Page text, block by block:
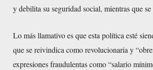
y debilita su seguridad social, mientras que
Lo más llamativo es que esta política esté
que se reivindica como revolucionaria y
expresiones fraudulentas como “salario